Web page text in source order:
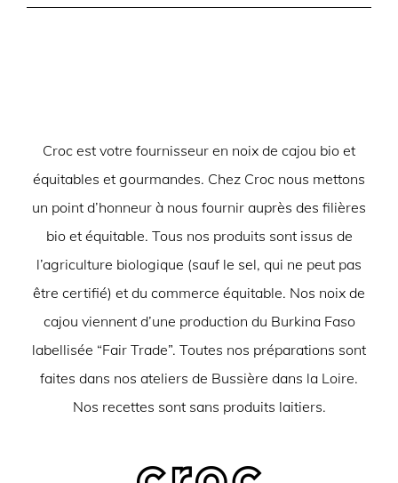
Croc est votre fournisseur en noix de cajou bio et
équitables et gourmandes. Chez Croc nous mettons
un point d’honneur à nous fournir auprès des filières
bio et équitable. Tous nos produits sont issus de
l’agriculture biologique (sauf le sel, qui ne peut pas
être certifié) et du commerce équitable. Nos noix de
cajou viennent d’une production du Burkina Faso
labellisée “Fair Trade”. Toutes nos préparations sont
faites dans nos ateliers de Bussière dans la Loire.
Nos recettes sont sans produits laitiers.